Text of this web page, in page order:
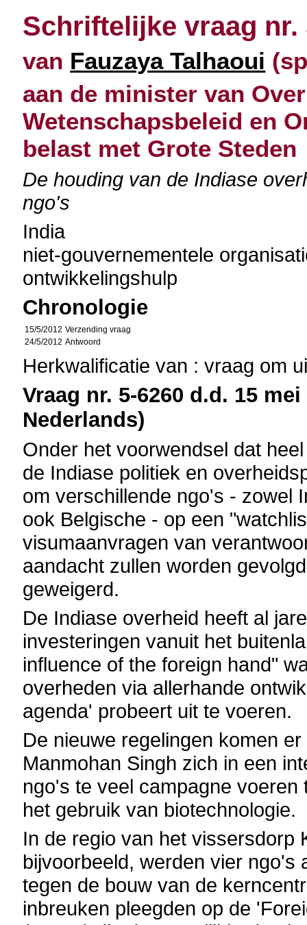
Schriftelijke vraag nr.
van Fauzaya Talhaoui
aan de minister van
Wetenschapsbeleid en
belast met Grote Steden
De houding van de Indiase
ngo's
India
niet-gouvernementele
ontwikkelingshulp
Chronologie
15/5/2012 Verzending vraag
24/5/2012 Antwoord
Herkwalificatie van : vraag om
Vraag nr. 5-6260 d.d. 15
Nederlands)
Onder het voorwendsel dat
de Indiase politiek en
om verschillende ngo's - zowel
ook Belgische - op een
visumaanvragen van
aandacht zullen worden
geweigerd.
De Indiase overheid heeft al
investeringen vanuit het
influence of the foreign hand"
overheden via allerhande
agenda' probeert uit te voeren.
De nieuwe regelingen komen
Manmohan Singh zich in een
ngo's te veel campagne
het gebruik van biotechnologie.
In de regio van het vissersdorp
bijvoorbeeld, werden vier ngo's
tegen de bouw van de
inbreuken pleegden op de